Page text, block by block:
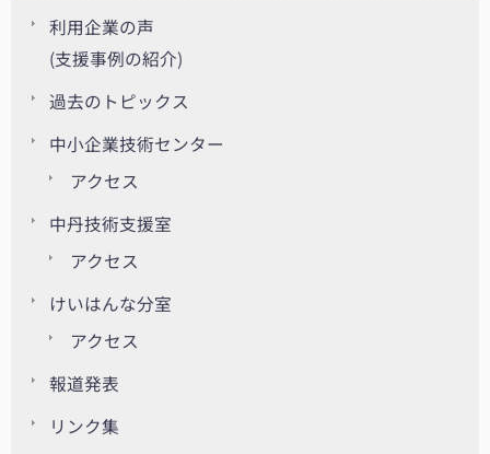
利用企業の声
(支援事例の紹介)
過去のトピックス
中小企業技術センター
アクセス
中丹技術支援室
アクセス
けいはんな分室
アクセス
報道発表
リンク集